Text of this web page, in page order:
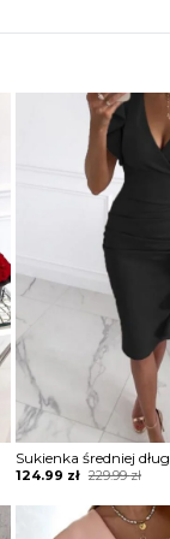
Sukienka średniej
229.99zł
Original
was:
229.99 zł.
124.99 zł
Current
is:
124.99 zł.